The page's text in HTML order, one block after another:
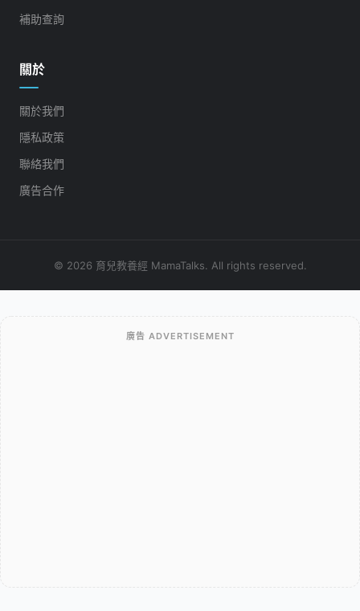
補助查詢
關於
關於我們
隱私政策
聯絡我們
廣告合作
© 2026 育兒教養經 MamaTalks. All rights reserved.
廣告 ADVERTISEMENT